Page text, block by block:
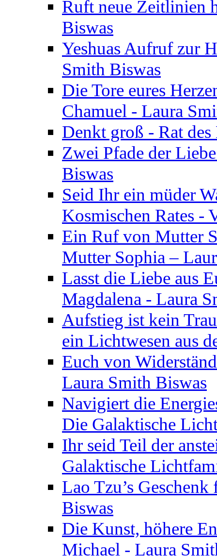
Ruft neue Zeitlinien
Biswas
Yeshuas Aufruf zur
Smith Biswas
Die Tore eures
Chamuel - Laura
Denkt groß - Rat
Zwei Pfade der
Biswas
Seid Ihr ein müder
Kosmischen Rates -
Ein Ruf von Mutter
Mutter Sophia –
Lasst die Liebe aus
Magdalena - Laura
Aufstieg ist kein
ein Lichtwesen aus
Euch von
Laura Smith Biswas
Navigiert die
Die Galaktische
Ihr seid Teil der
Galaktische
Lao Tzu’s
Biswas
Die Kunst, höhere
Michael - Laura